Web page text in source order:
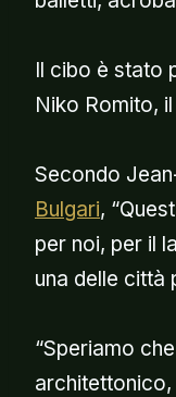
Il cibo è stato
Niko Romito,
Secondo
Bulgari,
per noi, per il
una delle città
“Speriamo
architettonico,